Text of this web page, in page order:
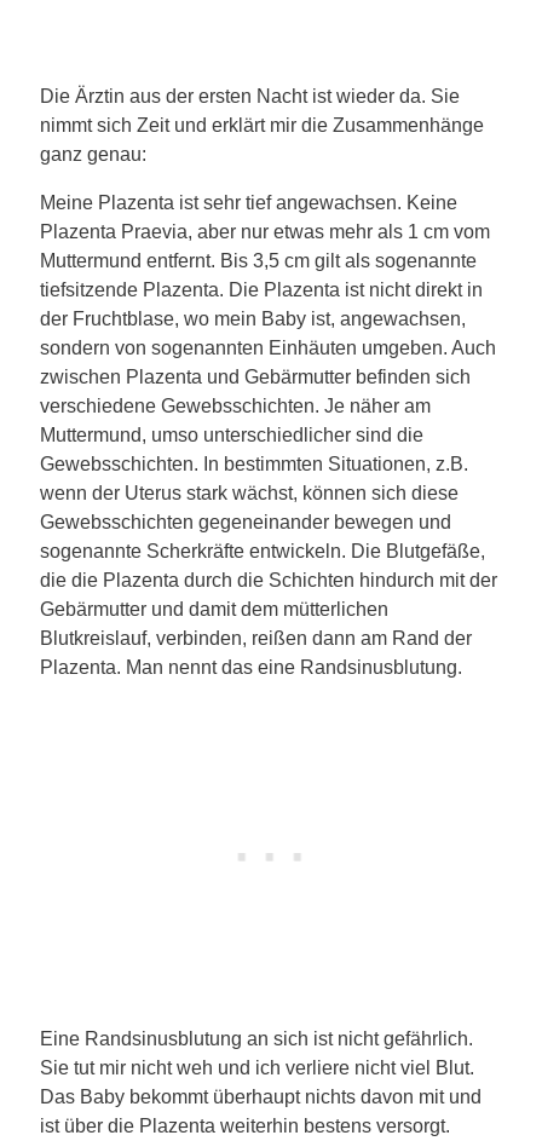
Die Ärztin aus der ersten Nacht ist wieder da. Sie
nimmt sich Zeit und erklärt mir die Zusammenhänge
ganz genau:
Meine Plazenta ist sehr tief angewachsen. Keine
Plazenta Praevia, aber nur etwas mehr als 1 cm vom
Muttermund entfernt. Bis 3,5 cm gilt als sogenannte
tiefsitzende Plazenta. Die Plazenta ist nicht direkt in
der Fruchtblase, wo mein Baby ist, angewachsen,
sondern von sogenannten Einhäuten umgeben. Auch
zwischen Plazenta und Gebärmutter befinden sich
verschiedene Gewebsschichten. Je näher am
Muttermund, umso unterschiedlicher sind die
Gewebsschichten. In bestimmten Situationen, z.B.
wenn der Uterus stark wächst, können sich diese
Gewebsschichten gegeneinander bewegen und
sogenannte Scherkräfte entwickeln. Die Blutgefäße,
die die Plazenta durch die Schichten hindurch mit der
Gebärmutter und damit dem mütterlichen
Blutkreislauf, verbinden, reißen dann am Rand der
Plazenta. Man nennt das eine Randsinusblutung.
Eine Randsinusblutung an sich ist nicht gefährlich.
Sie tut mir nicht weh und ich verliere nicht viel Blut.
Das Baby bekommt überhaupt nichts davon mit und
ist über die Plazenta weiterhin bestens versorgt.